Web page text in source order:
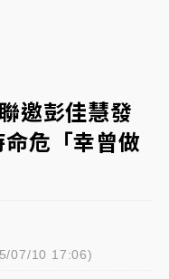
月獲利成長6%
洗錢遭收押 戴手銬
股票「關禁閉」天
邀彭佳慧發
危「幸曾做
07/10 17:06)